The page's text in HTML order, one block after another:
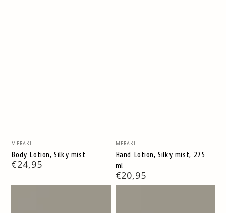
Verkäufer/in:
MERAKI
Body Lotion, Silky mist
Regulärer
Preis
€24,95
Verkäufer/in:
MERAKI
Hand Lotion, Silky mist, 275
ml
Regulärer
Preis
€20,95